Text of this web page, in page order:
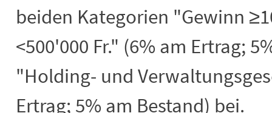
beiden Kategorien "Gewinn
<500'000 Fr." (6% am Ertrag;
"Holding- und
Ertrag; 5% am Bestand) bei.